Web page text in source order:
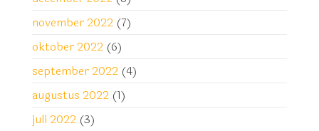
november 2022 (7)
oktober 2022 (6)
september 2022 (4)
augustus 2022 (1)
juli 2022 (3)